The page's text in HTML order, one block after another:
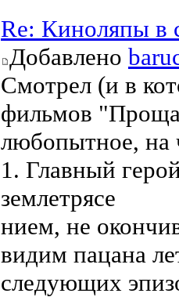
Re: Киноляпы в
Добавлено
Смотрел (и в
фильмов
любопытное, на
1. Главный
землетрясе
нием, не
видим пацана
следующих